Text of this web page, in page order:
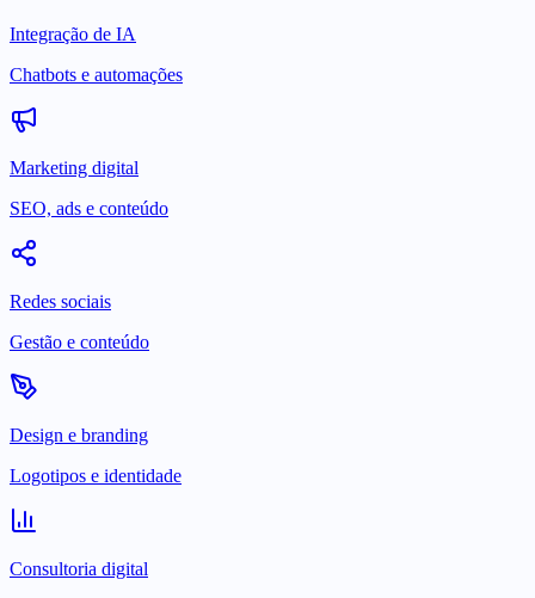
Integração de IA
Chatbots e automações
Marketing digital
SEO, ads e conteúdo
Redes sociais
Gestão e conteúdo
Design e branding
Logotipos e identidade
Consultoria digital